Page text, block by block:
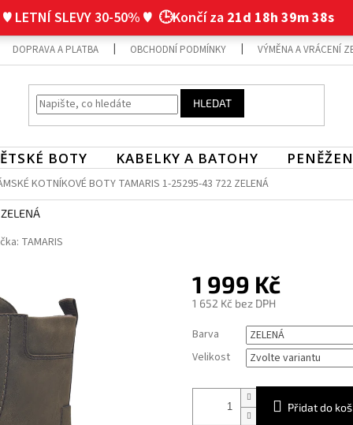
♥ LETNÍ SLEVY 30-50% ♥ 🕒Končí za 21d 18h 39m 37s
DOPRAVA A PLATBA OBCHODNÍ PODMÍNKY VÝMĚNA A VRÁCENÍ
HLEDAT
BOTY KABELKY A BATOHY
KOTNÍKOVÉ BOTY TAMARIS 1-25295-43 722 ZELENÁ
TAMARIS
1 999 Kč
1 652 Kč bez DPH
cena:
Barva
Velikost
Přidat do